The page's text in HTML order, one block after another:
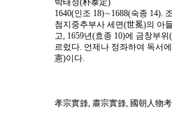
박태정(朴泰定)
1640(인조 18)∼1688(숙종 14).
첨지중추부사 세면(世冕)의 아
고, 1659년(효종 10)에 금창부
르렀다. 언제나 정좌하여 독서
憲)이다.
孝宗實錄, 肅宗實錄, 國朝人物